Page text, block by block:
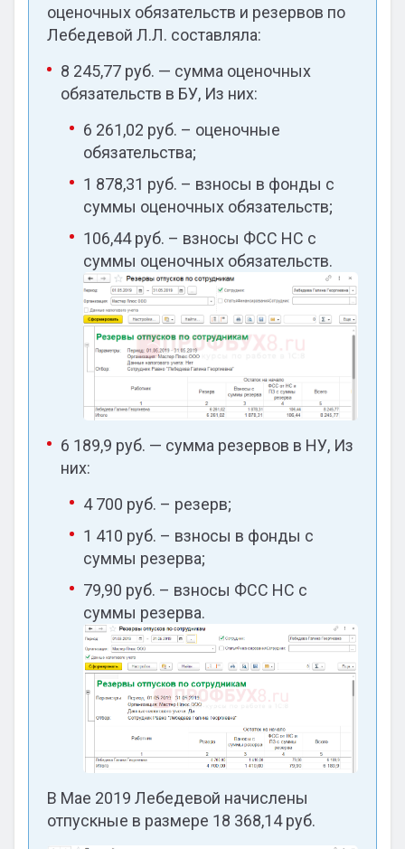
оценочных обязательств и резервов по
Лебедевой Л.Л. составляла:
8 245,77 руб. — сумма оценочных
обязательств в БУ, Из них:
6 261,02 руб. – оценочные
обязательства;
1 878,31 руб. – взносы в фонды с
суммы оценочных обязательств;
106,44 руб. – взносы ФСС НС с
суммы оценочных обязательств.
6 189,9 руб. — сумма резервов в НУ, Из
них:
4 700 руб. – резерв;
1 410 руб. – взносы в фонды с
суммы резерва;
79,90 руб. – взносы ФСС НС с
суммы резерва.
В Мае 2019 Лебедевой начислены
отпускные в размере 18 368,14 руб.